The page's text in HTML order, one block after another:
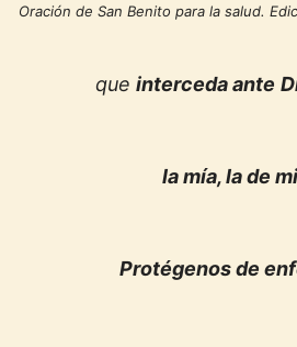
Oración de San Benito para la salud.
que interceda ante
la mía, la de
Protégenos de